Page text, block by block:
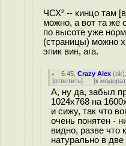
ЧСХ² -- кинцо там
можно, а вот та же
по высоте уже
(страницы) можно
эпик вин, ага.
6.45 ,Crazy Alex (ok
[ответить] [к
А, ну да, забыл
1024х768 на
и сижу, так что
очень понятен -
видно, разве что
натурально в